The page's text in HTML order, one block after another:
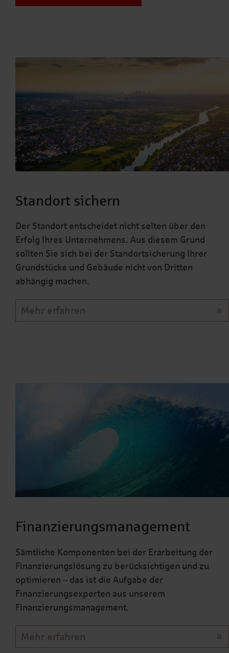
Standort sichern
Der Standort entscheidet nicht selten über den
Erfolg Ihres Unternehmens. Aus diesem Grund
sollten Sie sich bei der Standortsicherung Ihrer
Grundstücke und Gebäude nicht von Dritten
abhängig machen.
Mehr erfahren
Finanzierungsmanagement
Sämtliche Komponenten bei der Erarbeitung der
Finanzierungslösung zu berücksichtigen und zu
optimieren – das ist die Aufgabe der
Finanzierungsexperten aus unserem
Finanzierungsmanagement.
Mehr erfahren